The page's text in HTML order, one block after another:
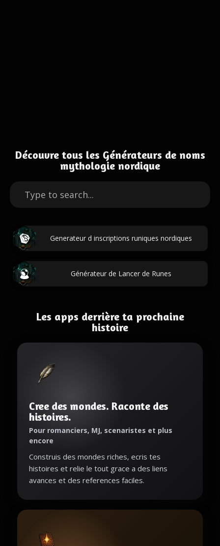
Découvre tous les Générateurs de noms
mythologie nordique
Generateur d inscriptions runiques nordiques
Générateur de Lancer de Runes
Les apps derrière ta prochaine
histoire
Cree des mondes. Raconte des
histoires.
Pour romanciers, MJ, scenaristes et plus
encore
Construis des mondes riches, ecris tes
histoires et relie le tout grace a des liens
avances et des references faciles.